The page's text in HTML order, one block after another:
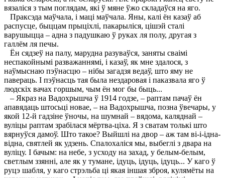
вязаліся з тым поглядам, які ў мяне ўжо складаўся на яго.
Праксэда маўчала, і маці маўчала. Яны, калі ён казаў аб
распусце, быццам прыціхлі, пакарыліся, цішэй сталі
варушыцца – адна з падушкаю ў руках ля полу, другая з
галлём ля печы.
Ён сядзеў на палу, марудна разуваўся, заняты сваімі
неспакойнымі разважаннямі, і казаў, як мне здалося, з
наўмыснаю пэўнасцю – нібы загадзя ведаў, што яму не
павераць. I пэўнасць тая была нездаровая і паказвала яго ў
людскіх вачах горшым, чым ён мог бы быць...
– Якраз на Вадохрышча ў 1914 годзе, – раптам пачаў ён
апавядаць штосьці новае, – на Вадохрышча, позна ўвечары, у
якой 12-й гадзіне ўночы, на шумнай – вядома, каляднай –
вуліцы раптам зрабілася мёртва-ціха. Я з сватам толькі што
вярнуўся дамоў. Што такое? Выйшлі на двор – аж там ві-і-ідна-
відна, святлей як удзень. Спалохаліся мы, выбеглі з двара на
вуліцу. I бачым: на небе, з усходу на захад, у белым-белым,
светлым ззянні, але як у тумане, ідуць, ідуць, ідуць... У каго ў
руцэ шабля, у каго стрэльба ці якая іншая зброя, кулямёты на